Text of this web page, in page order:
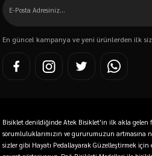
En güncel kampanya ve yeni ürünlerden ilk
Bisiklet denildiğinde Atek Bisiklet'in ilk akla gelen
sorumluluklarımızın ve gururumuzun artmasına
sizler gibi Hayatı Pedallayarak Güzelleştirmek için